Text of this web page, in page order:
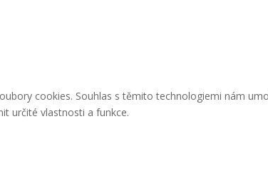
cookies. Souhlas s těmito technologiemi nám
určité vlastnosti a funkce.